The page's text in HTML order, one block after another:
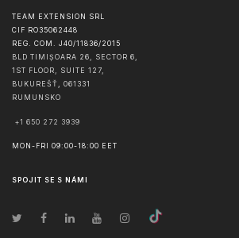
TEAM EXTENSION SRL
CIF RO35062448
REG. COM. J40/11836/2015
BLD TIMIȘOARA 26, SECTOR 6,
1ST FLOOR, SUITE 127,
BUKUREŠŤ , 061331
RUMUNSKO
+1 650 272 3939
MON-FRI 09:00-18:00 EET
SPOJIT SE S NÁMI